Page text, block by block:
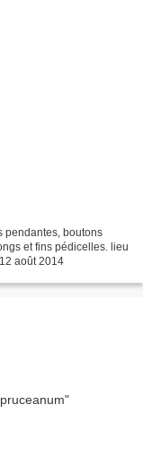
pendantes, boutons
et fins pédicelles. lieu
août 2014